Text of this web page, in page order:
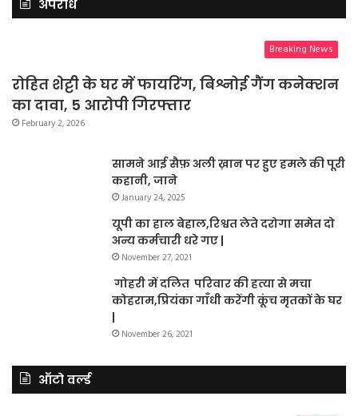
अपराध
Breaking News
रोहित शेट्टी के घर में फायरिंग, बिश्नोई गैंग कनेक्शन
का दावा, 5 आरोपी गिरफ्तार
February 2, 2026
सामने आई सैफ़ अली ख़ान पर हुए हमले की पूरी
कहानी, जाने
January 24, 2025
यूपी का हाल बेहाल,रिश्वत लेते दरोगा समेत दो
अन्य कर्मचारी धरे गए |
November 27, 2021
गोहरी में दलित परिवार की हत्या से मचा
कोहराम,प्रियंका गाँधी करेंगी कूंच मृतकों के घर
|
November 26, 2021
ऑटो वर्ल्ड